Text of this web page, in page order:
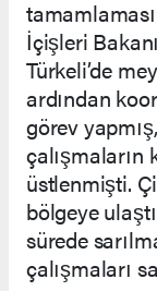
İçişleri
Türkeli’de
ardından
görev
üstlenmişti.
bölgeye
sürede
çalışmaları